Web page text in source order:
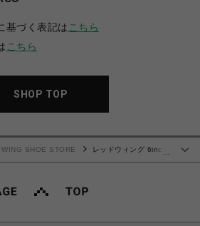
基づく表記は こちら
こちら
SHOP TOP
WING SHOE STORE
レッドウィング 6inch